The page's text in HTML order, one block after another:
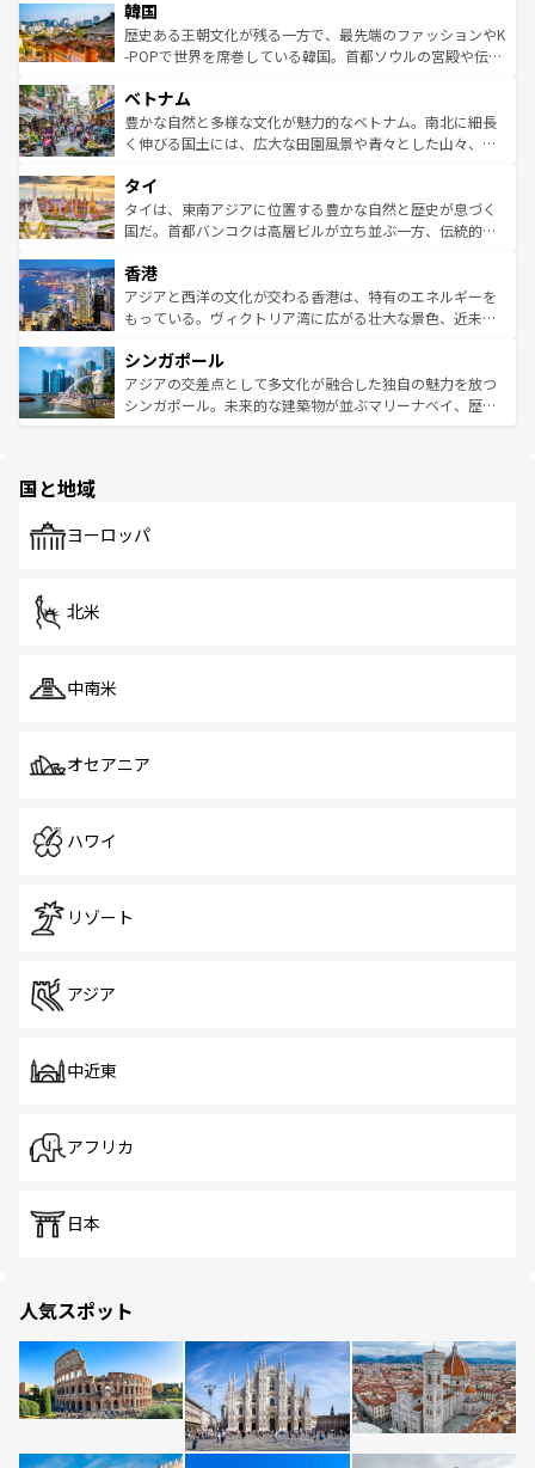
ワイを、存分に味わってほしい。 なお、新着のハワイ情報
はコンテンツ一覧を参照してほしい。
いる。アクティビティも充実しており、サーフィンやダイ
ビング、ハイキングなど、アウトドア好きにはたまらな
い。オーストラリアの多彩な魅力を存分に味わいつくそ
参照してほしい。
ン）、静ひつな山岳地帯である台湾東部など、都市の喧騒
と山間の静けさが共存しており、訪れる人に新しい発見と
驚きをもたらしてくれる。また、奥深い台湾の食文化も魅
容にもいいと評判のスイーツなど、バラエティ豊かな料理
が味わえる。 なお、新着の台湾情報は コンテンツ一覧を参
照してほしい。
韓国
歴史ある王朝文化が残る一方で、最先端のファッションやK
-POPで世界を席巻している韓国。首都ソウルの宮殿や伝統
き、地方に足を延ばせば四季折々の自然美を楽しむことが
できる。そして、キムチや焼肉、絶品のストリートフード
まで、さまざまな韓国料理が待っている。夜には、韓国な
リティに包まれながら、韓国の多彩な魅力を心ゆくまで味
わってみてほしい。 なお、新着の韓国情報はコンテンツ一
覧を参照してほしい。
ベトナム
豊かな自然と多様な文化が魅力的なベトナム。南北に細長
く伸びる国土には、広大な田園風景や青々とした山々、世
急速な発展と共に伝統が息づく。ハノイの古い町並みやホ
ーチミン市のフランス統治時代の建物も、独特の雰囲気を
醸し出している。また、バラエティの豊かさとおいしさで
とつ。フォーやバインミー、ベトナムコーヒーなどは、ぜ
ひ現地で味わいたい。どの地域を訪れてもあたたかい人々
が旅行者を迎えてくれるので、きっと忘れられない旅にな
参照してほしい。
タイ
タイは、東南アジアに位置する豊かな自然と歴史が息づく
国だ。首都バンコクは高層ビルが立ち並ぶ一方、伝統的な
の活気が交差している。北部ではチェンマイなどの山岳地
帯で自然と触れ合い、南部ではプーケットやクラビの美し
いビーチでリゾート気分を楽しむことができる。タイ料理
激する。気候は一年中温暖で、どの季節にも異なる楽しみ
が待っている。親しみやすいタイの人々、仏教を中心とし
た文化、そして多様な観光資源が、訪れる旅人を魅了し続
香港
アジアと西洋の文化が交わる香港は、特有のエネルギーを
もっている。ヴィクトリア湾に広がる壮大な景色、近未来
み、どこを訪れても感動するはず。観光スポットが密集し
ており、効率よく見どころを回れるのも魅力。息をのむよ
うな絶景から文化的な体験まで、香港を存分に楽しみ尽く
シンガポール
アジアの交差点として多文化が融合した独自の魅力を放つ
シンガポール。未来的な建築物が並ぶマリーナベイ、歴史
で、ホーカーズは地元の風情を楽しめる外せないスポット
国と地域
ヨーロッパ
北米
中南米
オセアニア
ハワイ
リゾート
アジア
中近東
アフリカ
日本
人気スポット